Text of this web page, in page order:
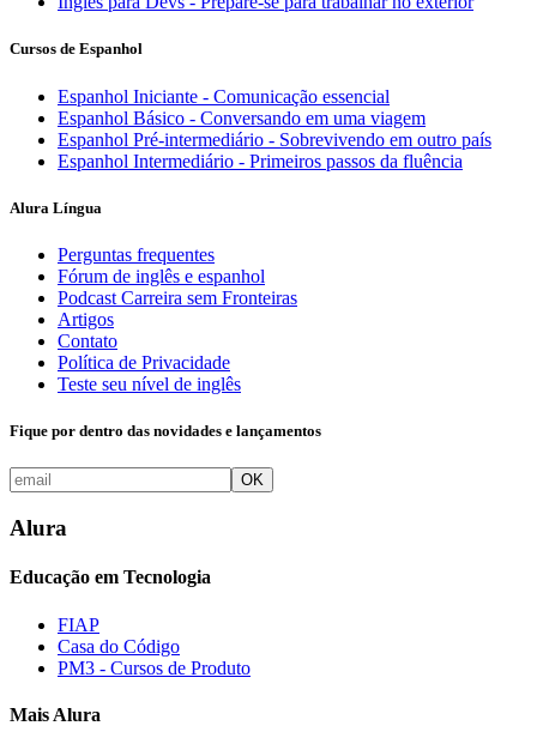
Cursos de Espanhol
Espanhol Iniciante - Comunicação essencial
Espanhol Básico - Conversando em uma viagem
Espanhol Pré-intermediário - Sobrevivendo em outro país
Espanhol Intermediário - Primeiros passos da fluência
Alura Língua
Perguntas frequentes
Fórum de inglês e espanhol
Podcast Carreira sem Fronteiras
Artigos
Contato
Política de Privacidade
Teste seu nível de inglês
Fique por dentro das novidades e lançamentos
OK
Alura
Educação em Tecnologia
FIAP
Casa do Código
PM3 - Cursos de Produto
Mais Alura